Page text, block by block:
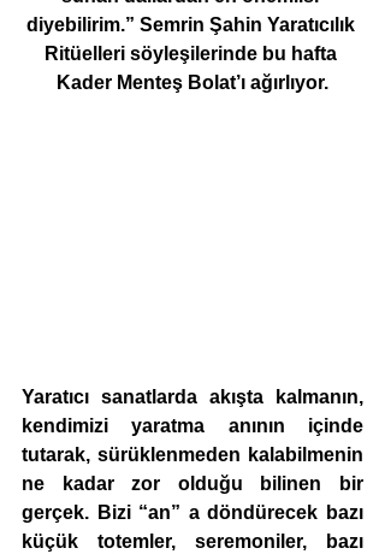
diyebilirim.” Semrin Şahin Yaratıcılık
Ritüelleri söyleşilerinde bu hafta
Kader Menteş Bolat’ı ağırlıyor.
Yaratıcı sanatlarda akışta kalmanın,
kendimizi yaratma anının içinde
tutarak, sürüklenmeden kalabilmenin
ne kadar zor olduğu bilinen bir
gerçek. Bizi “an” a döndürecek bazı
küçük totemler, seremoniler, bazı